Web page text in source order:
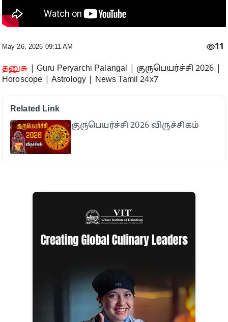
May 26, 2026 09:11 AM 11
தனுசு | Guru Peryarchi Palangal | குருபெயர்ச்சி 2026 |
Horoscope | Astrology | News Tamil 24x7
Related Link
குருபெயர்ச்சி 2026 விருச்சிகம்